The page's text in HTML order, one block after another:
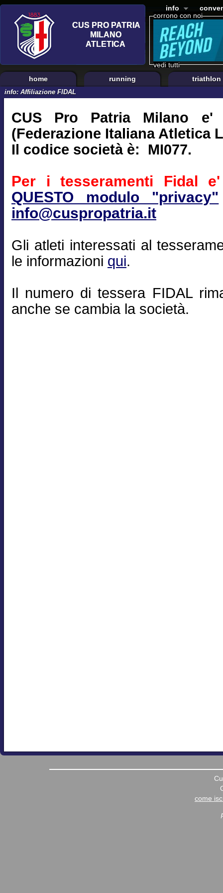
corrono con noi
vedi tutti
info
home running triathlon
info: Affiliazione FIDAL
CUS Pro Patria Milano e'
(Federazione Italiana Atletica
Il codice società è: MI077.
Per i tesseramenti Fidal
QUESTO modulo "privacy"
info@cuspropatria.it
Gli atleti interessati al
le informazioni qui.
Il numero di tessera FIDAL
anche se cambia la società.
come